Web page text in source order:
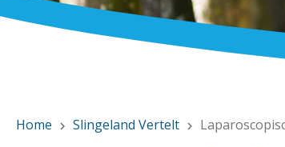
Home chevron_right Slingeland Vertelt chevron_right